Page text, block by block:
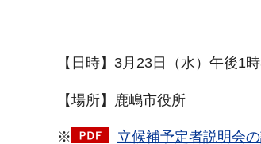
【日時】3月23日（水）午後1
【場所】鹿嶋市役所
※ 立候補予定者説明会